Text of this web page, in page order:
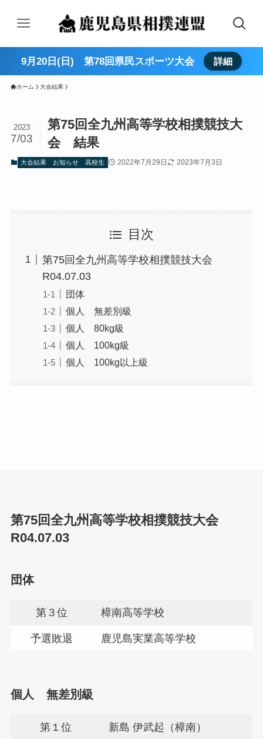
9月20日(日) 第78回県民スポーツ大会 詳細
ホーム 大会結果
第75回全九州高等学校相撲競技大
会 結果
2023
7/03
大会結果 お知らせ 高校生 2022年7月29日 2023年7月3日
目次
第75回全九州高等学校相撲競技大会
R04.07.03
団体
個人 無差別級
個人 80kg級
個人 100kg級
個人 100kg以上級
第75回全九州高等学校相撲競技大会
R04.07.03
団体
第３位 樟南高等学校
予選敗退 鹿児島実業高等学校
個人 無差別級
第１位 新島 伊武起（樟南）